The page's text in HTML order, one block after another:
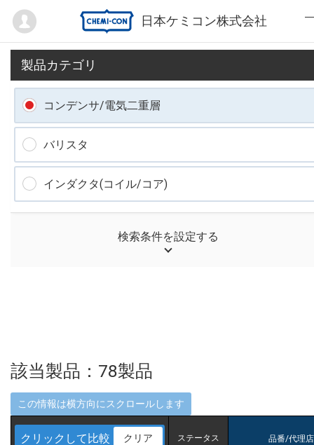
日本ケミコン株式会社
Mypage
該当製品： 78製品
クリックして比較 クリア ステータス 品番/代理
製品カテゴリ
コンデンサ/電気二重層
バリスタ
インダクタ(コイル/コア)
検索条件